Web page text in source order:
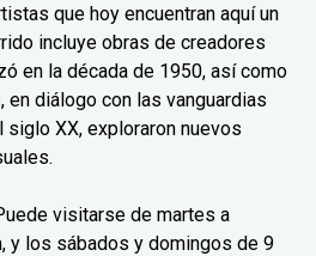
que hoy encuentran aquí un
incluye obras de creadores
en la década de 1950, así como
diálogo con las vanguardias
XX, exploraron nuevos
visitarse de martes a
y los sábados y domingos de 9